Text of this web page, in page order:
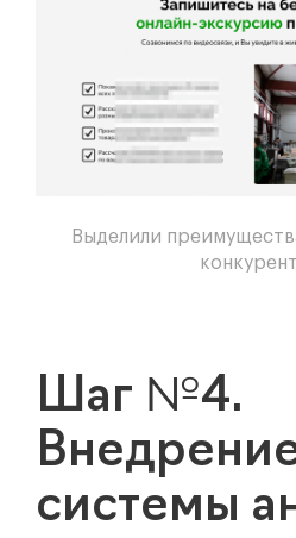
Выделили
Шаг №4.
системы